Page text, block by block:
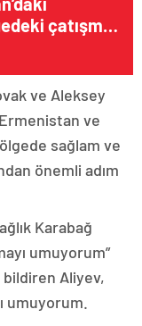
çatışma
ve Aleksey
ve
sağlam ve
önemli adım
Karabağ
umuyorum”
bildiren Aliyev,
umuyorum.